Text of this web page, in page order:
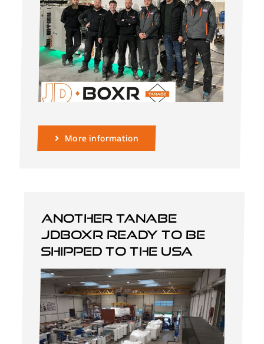
More information
Another Tanabe
JDBOXR ready to be
shipped to the USA